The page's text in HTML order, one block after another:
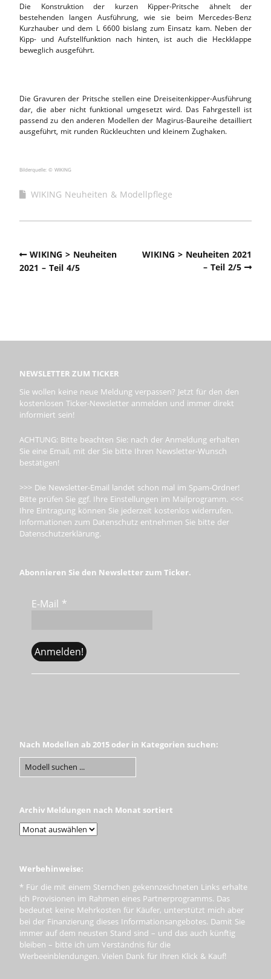
Die Konstruktion der kurzen Kipper-Pritsche ähnelt der
bestehenden langen Ausführung, wie sie beim Mercedes-Benz
Kurzhauber und dem L 6600 bislang zum Einsatz kam. Neben der
Kipp- und Aufstellfunktion nach hinten, ist auch die Heckklappe
beweglich ausgeführt.
Die Gravuren der Pritsche stellen eine Dreiseitenkipper-Ausführung
dar, die aber nicht funktional umgesetzt wird. Das Fahrgestell ist
passend zu den anderen Modellen der Magirus-Baureihe detailliert
ausgeführt, mit runden Rückleuchten und kleinem Zughaken.
Bilderquelle: © WIKING
WIKING Neuheiten & Modellpflege
WIKING > Neuheiten
2021 – Teil 4/5
WIKING > Neuheiten 2021
– Teil 2/5
NEWSLETTER ZUM TICKER
Sie wollen keine neue Meldung verpassen? Jetzt für den den
kostenlosen Ticker-Newsletter anmelden und immer direkt
informiert sein!
ACHTUNG: Bitte beachten Sie: nach der Anmeldung erhalten
Sie eine Email, mit der Sie bitte Ihren Newsletter-Wunsch
bestätigen!
>>> Die Newsletter-Email landet schon mal im Spam-Ordner!
Bitte prüfen Sie ggf. Ihre Einstellungen im Mailprogramm. <<<
Ihre Eintragung können Sie jederzeit kostenlos widerrufen.
Informationen zum Datenschutz entnehmen Sie bitte der
Datenschutzerklärung.
Abonnieren Sie den Newsletter zum Ticker.
E-Mail *
Nach Modellen ab 2015 oder in Kategorien suchen:
Archiv Meldungen nach Monat sortiert
Werbehinweise:
* Für die mit einem Sternchen gekennzeichneten Links erhalte
ich Provisionen im Rahmen eines Partnerprogramms. Das
bedeutet keine Mehrkosten für Käufer, unterstützt mich aber
bei der Finanzierung dieses Informationsangebotes. Damit Sie
immer auf dem neusten Stand sind – und das auch künftig
bleiben – bitte ich um Verständnis für die
Werbeeinblendungen. Vielen Dank für Ihren Klick & Kauf!